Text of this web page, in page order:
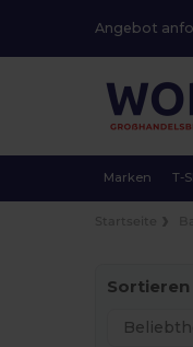
Angebot
Marken T-
Sortieren